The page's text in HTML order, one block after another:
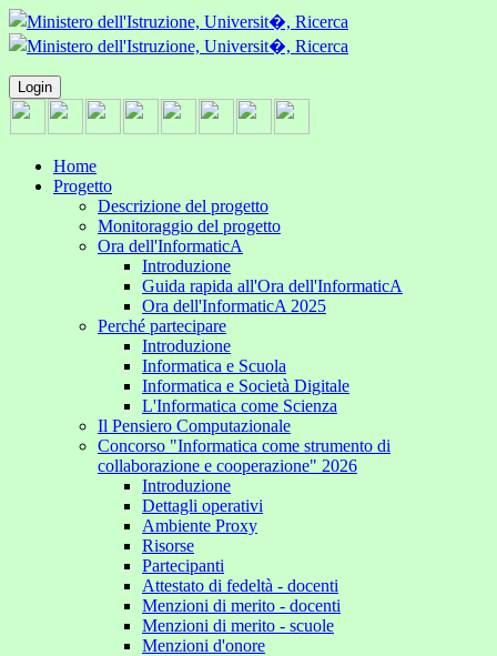
Login
Home
Progetto
Descrizione del progetto
Monitoraggio del progetto
Ora dell'InformaticA
Introduzione
Guida rapida all'Ora dell'InformaticA
Ora dell'InformaticA 2025
Perché partecipare
Introduzione
Informatica e Scuola
Informatica e Società Digitale
L'Informatica come Scienza
Il Pensiero Computazionale
Concorso "Informatica come strumento di
collaborazione e cooperazione" 2026
Introduzione
Dettagli operativi
Ambiente Proxy
Risorse
Partecipanti
Attestato di fedeltà - docenti
Menzioni di merito - docenti
Menzioni di merito - scuole
Menzioni d'onore